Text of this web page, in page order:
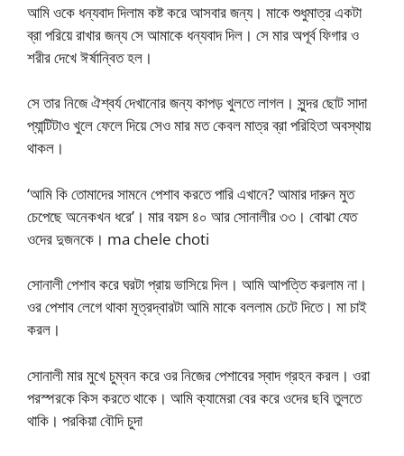
আমি ওকে ধন্যবাদ দিলাম কষ্ট করে আসবার জন্য। মাকে শুধুমাত্র একটা
ব্রা পরিয়ে রাখার জন্য সে আমাকে ধন্যবাদ দিল। সে মার অপূর্ব ফিগার ও
শরীর দেখে ঈর্ষান্বিত হল।
সে তার নিজে ঐশ্বর্য দেখানোর জন্য কাপড় খুলতে লাগল। সুন্দর ছোট সাদা
প্যান্টিটাও খুলে ফেলে দিয়ে সেও মার মত কেবল মাত্র ব্রা পরিহিতা অবস্থায়
থাকল।
‘আমি কি তোমাদের সামনে পেশাব করতে পারি এখানে? আমার দারুন মুত
চেপেছে অনেকখন ধরে’। মার বয়স ৪০ আর সোনালীর ৩৩। বোঝা যেত
ওদের দুজনকে। ma chele choti
সোনালী পেশাব করে ঘরটা প্রায় ভাসিয়ে দিল। আমি আপত্তি করলাম না।
ওর পেশাব লেগে থাকা মূত্রদ্বারটা আমি মাকে বললাম চেটে দিতে। মা চাই
করল।
সোনালী মার মুখে চুম্বন করে ওর নিজের পেশাবের স্বাদ গ্রহন করল। ওরা
পরস্পরকে কিস করতে থাকে। আমি ক্যামেরা বের করে ওদের ছবি তুলতে
থাকি। পরকিয়া বৌদি চুদা